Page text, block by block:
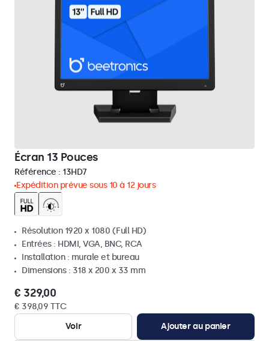
Écran 13 Pouces
Référence : 13HD7
Expédition prévue sous 10 à 12 jours
Résolution 1920 x 1080 (Full HD)
Entrées : HDMI, VGA, BNC, RCA
Installation : murale et bureau
Dimensions : 318 x 200 x 33 mm
€ 329,00
€ 398,09 TTC
Voir
Ajouter au panier